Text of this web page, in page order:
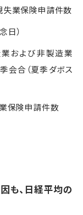
失業保険申請件数
日）
および非製造業
会合（夏季ダボス
業保険申請件数
も、日経平均の